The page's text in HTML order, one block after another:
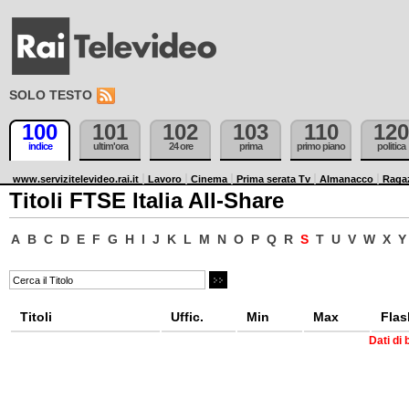
SOLO TESTO
100
indice
101
ultim'ora
102
24 ore
103
prima
110
primo piano
120
politica
www.servizitelevideo.rai.it Lavoro Cinema Prima serata Tv Almanacco
Titoli FTSE Italia All-Share
A B C D E F G H I J K L M N O P Q R S T U V W X Y
Titoli Uffic. Min Max
Dati di